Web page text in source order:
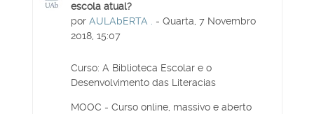
escola atual?
por AULAbERTA .
- Quarta, 7 Novembro
2018, 15:07
Curso: A Biblioteca Escolar e o
Desenvolvimento das Literacias
MOOC - Curso online, massivo e aberto